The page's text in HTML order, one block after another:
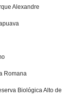
Alexandre
Romana
Biológica Alto de